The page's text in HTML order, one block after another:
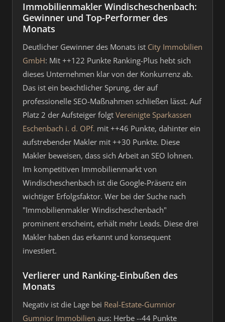
Immobilienmakler Windischeschenbach:
Gewinner und Top-Performer des
Monats
Deutlicher Gewinner des Monats ist City Immobilien
GmbH: Mit ++122 Punkte Ranking-Plus hebt sich
dieses Unternehmen klar von der Konkurrenz ab.
Das ist ein beachtlicher Sprung, der auf
professionelle SEO-Maßnahmen schließen lässt. Auf
Platz 2 der Aufsteiger folgt Vereinigte Sparkassen
Eschenbach i. d. OPf. mit ++46 Punkte, dahinter ein
aufstrebender Makler mit ++30 Punkte. Diese
Makler beweisen, dass sich Arbeit an SEO lohnen.
Im kompetitiven Immobilienmarkt von
Windischeschenbach ist die Google-Präsenz ein
wichtiger Erfolgsfaktor. Wer bei der Suche nach
"Immobilienmakler Windischeschenbach"
prominent erscheint, erhält mehr Leads. Diese drei
Makler haben das erkannt und konsequent
investiert.
Verlierer und Ranking-Einbußen des
Monats
Negativ ist die Lage bei Real-Estate-Gumnior
Gumnior Immobilien aus: Herbe --44 Punkte